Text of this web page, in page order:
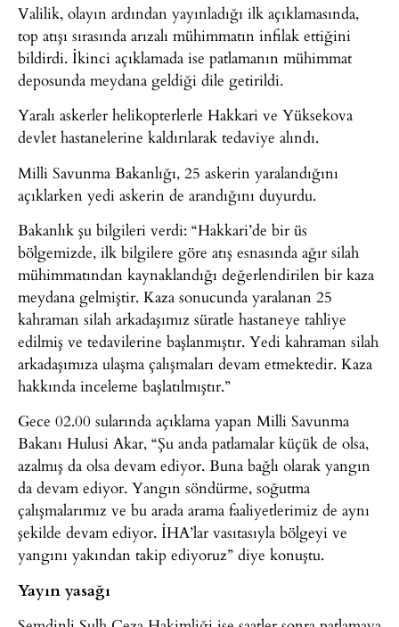
Valilik, olayın ardından yayınladığı ilk açıklamasında,
top atışı sırasında arızalı mühimmatın infilak ettiğini
bildirdi. İkinci açıklamada ise patlamanın mühimmat
deposunda meydana geldiği dile getirildi.
Yaralı askerler helikopterlerle Hakkari ve Yüksekova
devlet hastanelerine kaldırılarak tedaviye alındı.
Milli Savunma Bakanlığı, 25 askerin yaralandığını
açıklarken yedi askerin de arandığını duyurdu.
Bakanlık şu bilgileri verdi: “Hakkari’de bir üs
bölgemizde, ilk bilgilere göre atış esnasında ağır silah
mühimmatından kaynaklandığı değerlendirilen bir kaza
meydana gelmiştir. Kaza sonucunda yaralanan 25
kahraman silah arkadaşımız süratle hastaneye tahliye
edilmiş ve tedavilerine başlanmıştır. Yedi kahraman silah
arkadaşımıza ulaşma çalışmaları devam etmektedir. Kaza
hakkında inceleme başlatılmıştır.”
Gece 02.00 sularında açıklama yapan Milli Savunma
Bakanı Hulusi Akar, “Şu anda patlamalar küçük de olsa,
azalmış da olsa devam ediyor. Buna bağlı olarak yangın
da devam ediyor. Yangın söndürme, soğutma
çalışmalarımız ve bu arada arama faaliyetlerimiz de aynı
şekilde devam ediyor. İHA’lar vasıtasıyla bölgeyi ve
yangını yakından takip ediyoruz” diye konuştu.
Yayın yasağı